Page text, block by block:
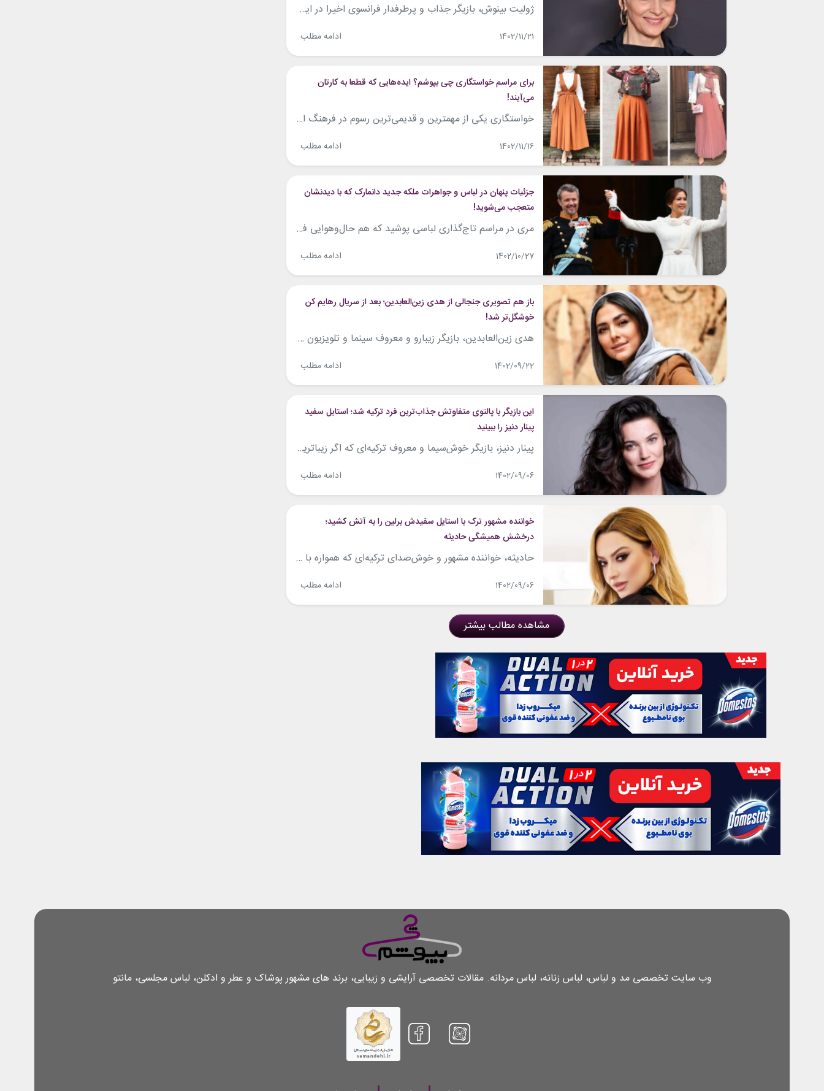
ژولیت بینوش، بازیگر جذاب و پرطرفدار فرانسوی اخیرا در ایونت مربوط به شبکه‌ی «اپل تی‌وی پلاس» (+Apple tv)، در کنار بازیگرانی همچون میسی ویلیامز دیده شد. این بازیگر پیشکسوت و مطرح با پیراهن سفید و بلندی که دامن آن طرحی خاص داشت و با چکمه‌های قرمزرنگ همراه شده بود، استایل بی حاشیه و متفاوتی را...
1402/11/21 ادامه مطلب
برای مراسم خواستگاری چی بپوشم؟ ایده‌هایی که قطعا به کارتان
می‌آیند!
خواستگاری یکی از مهمترین و قدیمی‌ترین رسوم در فرهنگ ایرانی است.استایل لباس خواستگاری همچنین بسته به منطقه و فرهنگ متفاوتی که در آن صورت می‌گیرد، متفاوت است. در برخی مناطق، خواستگاران و همینطور دختران با لباس‌های محلی و سنتی خودشان و به همراه کلاه و پیراهن و شلوار سنتی استایل می کنند. در برخی مناطق...
1402/11/16 ادامه مطلب
جزئیات پنهان در لباس و جواهرات ملکه جدید دانمارک که با دیدنشان
متعجب می‌شوید!
مری در مراسم تاج‌گذاری لباسی پوشید که هم حال‌وهوایی فرشته‌گونه داشت و هم پر از معنا و احساسات بود. حالا که قرار است ملکه جدید دانمارک شوم، چه بپوشم؟ این پرسشی است که تعداد کسانی که باید در مورد آن فکر کنند، خیلی زیاد نیست! روز یکشنبه ۱۴ ژانویه، شاهزاده فردریک و مری (دونالدسون) همسرش، پادشاه و...
1402/10/27 ادامه مطلب
باز هم تصویری جنجالی از هدی زین‌العابدین؛ بعد از سریال رهایم کن
خوشگل‌تر شد!
هدی زین‌العابدین، بازیگر زیبارو و معروف سینما و تلویزیون کشورمان که در سریال نمایش‌خانگی «رهایم کن» خوش‌درخشید، یکی از خوش‌پوش‌ترین سلبریتی‌های ایرانی است که شاخصه‌هایی همچون وقار، آراستگی، انسجام و تنوع در سبک پوششی او موج می‌زند. این هنرمند دوست‌داشتنی در پست اخیر اینستاگرامش عکسی از خود منتشر کرده که که در آن استایلی تماما...
1402/09/22 ادامه مطلب
این بازیگر با پالتوی متفاوتش جذاب‌ترین فرد ترکیه شد؛ استایل سفید
پینار دنیز را ببینید
پینار دنیز، بازیگر خوش‌سیما و معروف ترکیه‌ای که اگر زیباترین بازیگرترکیه‌ای نباشد، قطعا یکی از زیباترین‌هاست، در پست جدید اینستاگرامش عکسی از خود منتشر کرده که در آن استایل مونوکروم شیک و سفید‌رنگی را بر تن دارد. دنیز علاوه بر بازی‌های احساسی و حرفه‌ای، چهره و اندام دلربایی دارد که او را در دنیای مد...
1402/09/06 ادامه مطلب
خواننده مشهور ترک با استایل سفیدش برلین را به آتش کشید؛
درخشش همیشگی حادیثه
حادیثه، خواننده مشهور و خوش‌صدای ترکیه‌ای که همواره با استایل‌های خیره‌کننده و منحصربه‌فردی در کنسرت‌هایش حاضر می‌شود و به همان اندازه که در دنیای موسیقی تاثیرگذار و محبوب است در زمینه مد و فشن هم مورد توجه قرار می‌گیرد، برای کنسرت جدیدش در برلین هم استایلی شیک و جذاب را تدارک دیده‌بود. پیراهن کوتاه سفید...
1402/09/06 ادامه مطلب
مشاهده مطالب بیشتر
وب سایت تخصصی مد و لباس، لباس زنانه، لباس مردانه. مقالات تخصصی آرایشی و زیبایی، برند های مشهور پوشاک و عطر و ادکلن، لباس مجلسی، مانتو